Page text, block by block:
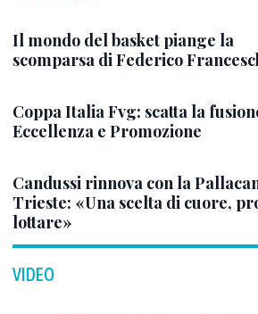
Il mondo del basket piange la
scomparsa di Federico
Coppa Italia Fvg: scatta la
Eccellenza e Promozione
Candussi rinnova con la
Trieste: «Una scelta di cuore,
lottare»
VIDEO